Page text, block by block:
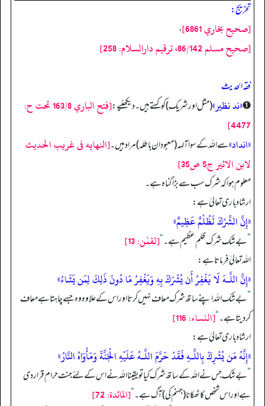
تخریج:
[صحيح بخاري 6861] ،
[صحيح مسلم 86/142، ترقيم دارالسلام: 258]
فقہ الحدیث
➊«ند نظير»(مثل اور شریک) کو کہتے ہیں۔ دیکھئیے:
[فتح الباري 163/8 تحت ح:
4477]
«انداد»سے اللہ کے سوا آلہہ (معبودان باطلہ) مراد ہیں۔[النهايه فى غريب الحديث
لابن الاثير ج5 ص35]
معلوم ہوا کہ شرک سب سے بڑا گناہ ہے۔
ارشاد باری تعالیٰ ہے:
«إِنَّ الشِّرْكَ لَظُلْمٌ عَظِيمٌ»
”بے شک شرک ظلم عظیم ہے۔“[لقمٰن: 13]
اللہ تعالیٰ فرماتا ہے:
«إِنَّ اللَّـهَ لَا يَغْفِرُ أَن يُشْرَكَ بِهِ وَيَغْفِرُ مَا دُونَ ذَلِكَ لِمَن يَشَاءُ»
”بے شک اللہ اپنے ساتھ شرک معاف نہیں کرتا اور اس کے علاوہ وہ جسے چاہتا ہے معاف
کردیتا ہے۔“[النساء: 116]
ارشاد باری تعالیٰ ہے:
«إِنَّهُ مَن يُشْرِكْ بِاللَّـهِ فَقَدْ حَرَّمَ اللَّـهُ عَلَيْهِ الْجَنَّةَ وَمَأْوَاهُ النَّارُ»
”بے شک جس نے اللہ کے ساتھ شرک کیا تو یقینا اللہ نے اس کے لئے جنت حرام قرار دی
ہے اور اس شخص کا ٹھکانا (جہنم کی) آگ ہے۔“[المائدة: 72]